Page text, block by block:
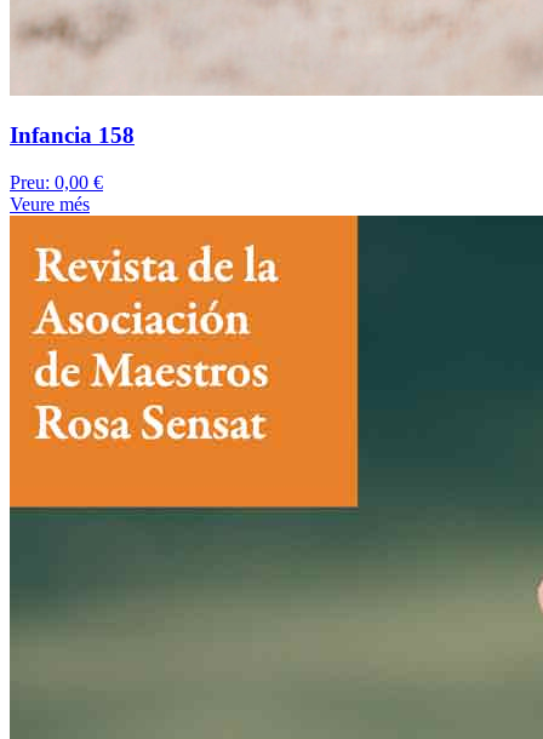
Infancia 158
Preu: 0,00 €
Veure més